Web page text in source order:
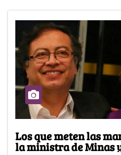
Los que meten las
la ministra de Minas